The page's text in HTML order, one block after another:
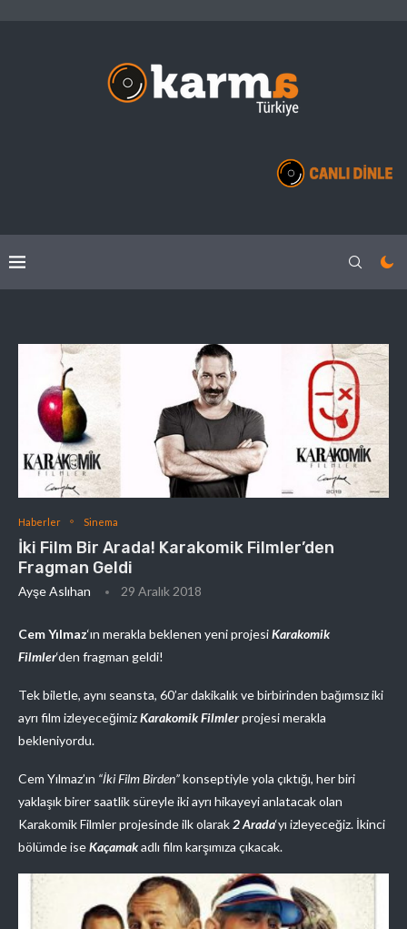
Haberler Sinema
İki Film Bir Arada! Karakomik Filmler’den
Fragman Geldi
Ayşe Aslıhan 29 Aralık 2018
Cem Yılmaz‘ın merakla beklenen yeni projesiKarakomik
Filmler‘den fragman geldi!
Tek biletle, aynı seansta, 60’ar dakikalık ve birbirinden bağımsız iki
ayrı film izleyeceğimizKarakomik Filmlerprojesi merakla
bekleniyordu.
Cem Yılmaz’ın “İki Film Birden”konseptiyle yola çıktığı, her biri
yaklaşık birer saatlik süreyle iki ayrı hikayeyi anlatacak olan
Karakomik Filmler projesinde ilk olarak2 Arada‘yı izleyeceğiz. İkinci
bölümde iseKaçamakadlı film karşımıza çıkacak.